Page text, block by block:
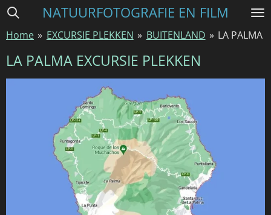
Ga
naar
de
NATUURFOTOGRAFIE EN FILM
Home » EXCURSIE PLEKKEN » BUITENLAND » LA PALMA
LA PALMA EXCURSIE PLEKKEN